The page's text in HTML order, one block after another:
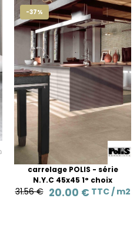
-37%
carrelage POLIS - série
N.Y.C 45x45 1° choix
31.56 € 20.00 € TTC / m2